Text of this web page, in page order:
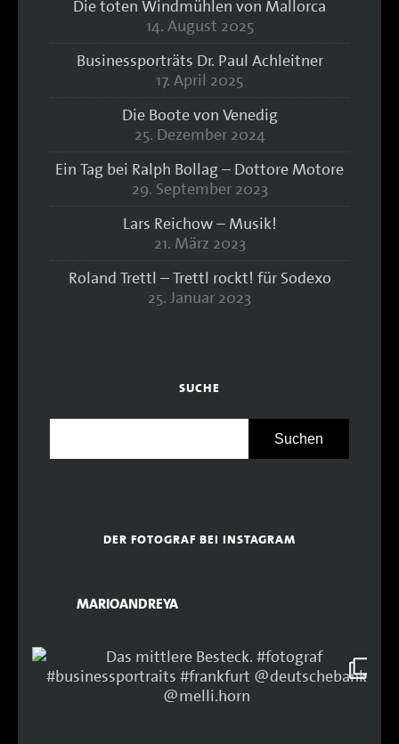
Die toten Windmühlen von Mallorca
14. August 2025
Businessporträts Dr. Paul Achleitner
17. April 2025
Die Boote von Venedig
25. Dezember 2024
Ein Tag bei Ralph Bollag – Dottore Motore
29. September 2023
Lars Reichow – Musik!
21. März 2023
Roland Trettl – Trettl rockt! für Sodexo
25. Januar 2023
SUCHE
DER FOTOGRAF BEI INSTAGRAM
MARIOANDREYA